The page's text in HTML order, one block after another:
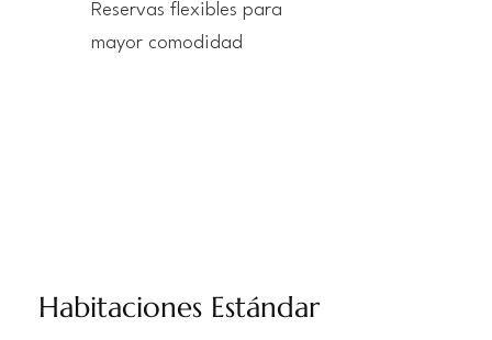
Reservas flexibles para
mayor comodidad
Habitaciones Estándar